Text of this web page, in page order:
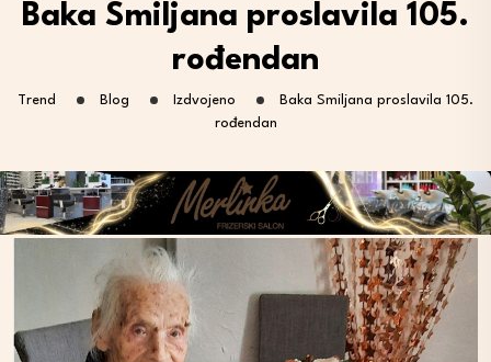
Baka Smiljana proslavila 105.
rođendan
Trend Blog Izdvojeno
Baka Smiljana proslavila 105.
rođendan